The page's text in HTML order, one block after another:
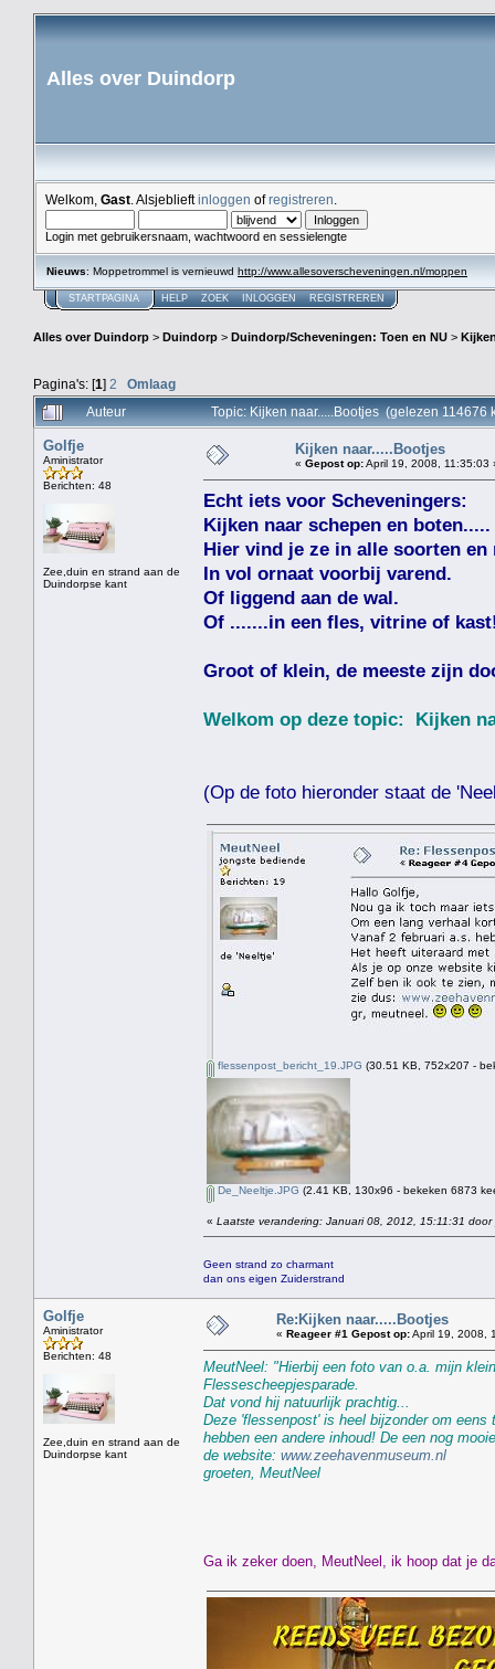
Alles over Duindorp
Welkom, Gast . Alsjeblieftinloggen ofregistreren
Login met gebruikersnaam, wachtwoord en sessielengte
Nieuws: Moppetrommel is vernieuwd http://www.allesoverscheveningen.nl/moppen
STARTPAGINA HELP ZOEK INLOGGEN REGISTREREN
Alles over Duindorp > Duindorp > Duindorp/Scheveningen: Toen en NU >
Pagina's: [1] 2
Omlaag
Auteur
Topic: Kijken naar.....Bootjes (gelezen 114676
Golfje
Aministrator
Berichten: 48
Zee,duin en strand aan de
Duindorpse kant
Kijken naar.....Bootjes
« Gepost op:April 19, 2008, 11:35:03
Echt iets voor Scheveningers:
Kijken naar schepen en boten.....
Hier vind je ze in alle soorten en
In vol ornaat voorbij varend.
Of liggend aan de wal.
Of .......in een fles, vitrine of
Groot of klein, de meeste zijn
Welkom op deze topic: Kijken
(Op de foto hieronder staat de
flessenpost_bericht_19.JPG (30.51 KB, 752x207 -
De_Neeltje.JPG (2.41 KB, 130x96 - bekeken 6873
« Laatste verandering: Januari 08, 2012, 15:11:31 door
Geen strand zo charmant
dan ons eigen Zuiderstrand
Golfje
Aministrator
Berichten: 48
Zee,duin en strand aan de
Duindorpse kant
Re:Kijken naar.....Bootjes
« Reageer #1 Gepost op:April 19, 2008,
MeutNeel: "Hierbij een foto van o.a. mijn
Flessescheepjesparade.
Dat vond hij natuurlijk prachtig...
Deze 'flessenpost' is heel bijzonder om
hebben een andere inhoud! De een nog
de website: www.zeehavenmuseum.nl
groeten, MeutNeel
Ga ik zeker doen, MeutNeel, ik hoop dat je